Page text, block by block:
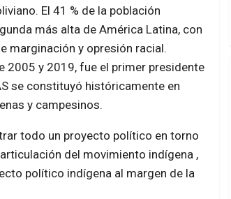
El 41 % de la población
más alta de América Latina, con
marginación y opresión racial.
2005 y 2019, fue el primer presidente
se constituyó históricamente en
y campesinos.
todo un proyecto político en torno
del movimiento indígena ,
político indígena al margen de la